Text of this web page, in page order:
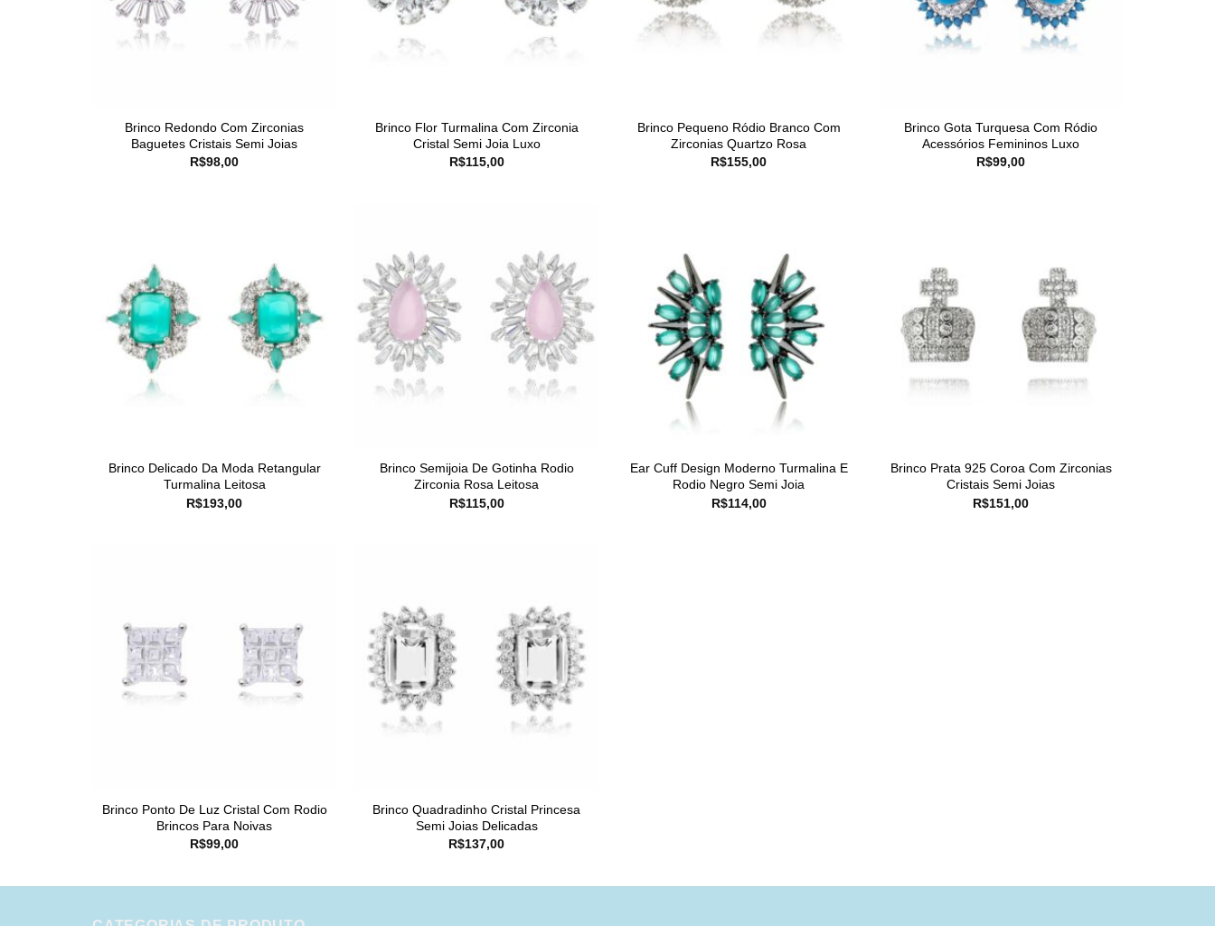
Brinco Redondo Com Zirconias
Baguetes Cristais Semi Joias
R$98,00
Brinco Flor Turmalina Com Zirconia
Cristal Semi Joia Luxo
R$115,00
Brinco Pequeno Ródio Branco Com
Zirconias Quartzo Rosa
R$155,00
Brinco Gota Turquesa Com Ródio
Acessórios Femininos Luxo
R$99,00
Brinco Delicado Da Moda Retangular
Turmalina Leitosa
R$193,00
Brinco Semijoia De Gotinha Rodio
Zirconia Rosa Leitosa
R$115,00
Ear Cuff Design Moderno Turmalina E
Rodio Negro Semi Joia
R$114,00
Brinco Prata 925 Coroa Com Zirconias
Cristais Semi Joias
R$151,00
Brinco Ponto De Luz Cristal Com Rodio
Brincos Para Noivas
R$99,00
Brinco Quadradinho Cristal Princesa
Semi Joias Delicadas
R$137,00